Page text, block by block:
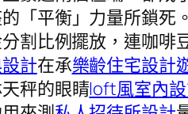
「平衡」力量所鎖死。
割比例擺放，連咖啡
計在承樂齡住宅設計
秤的眼睛loft風室內